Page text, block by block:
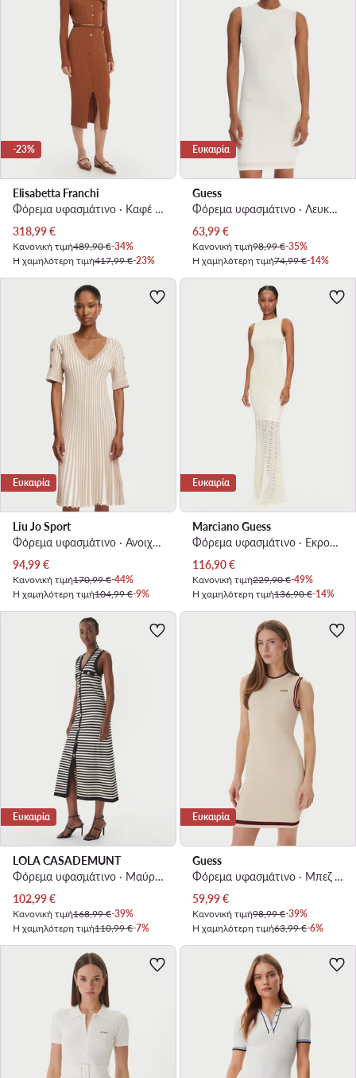
-23%
Elisabetta Franchi
Φόρεμα υφασμάτινο · Καφέ · Midi
Τρέχουσα τιμή
318,99€
Κανονική τιμή489,90 €-34%
Η χαμηλότερη τιμή417,99 €-23%
Ευκαιρία
Guess
Φόρεμα υφασμάτινο · Λευκό · Mini
Τρέχουσα τιμή
63,99€
Κανονική τιμή98,99 €-35%
Η χαμηλότερη τιμή74,99 €-14%
Ευκαιρία
Liu Jo Sport
Φόρεμα υφασμάτινο · Ανοιχτό μπεζ · Mini
Τρέχουσα τιμή
94,99€
Κανονική τιμή170,99 €-44%
Η χαμηλότερη τιμή104,99 €-9%
Ευκαιρία
Marciano Guess
Φόρεμα υφασμάτινο · Εκρού · Maxi
Τρέχουσα τιμή
116,90€
Κανονική τιμή229,90 €-49%
Η χαμηλότερη τιμή136,90 €-14%
Ευκαιρία
LOLA CASADEMUNT
Φόρεμα υφασμάτινο · Μαύρο · Midi
Τρέχουσα τιμή
102,99€
Κανονική τιμή168,99 €-39%
Η χαμηλότερη τιμή110,99 €-7%
Ευκαιρία
Guess
Φόρεμα υφασμάτινο · Μπεζ · Mini
Τρέχουσα τιμή
59,99€
Κανονική τιμή98,99 €-39%
Η χαμηλότερη τιμή63,99 €-6%